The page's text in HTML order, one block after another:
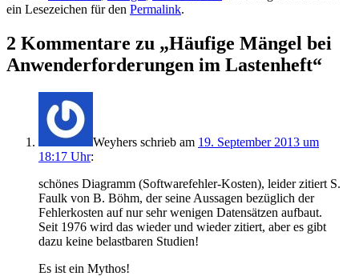
ein Lesezeichen für den Permalink.
2 Kommentare zu „Häufige Mängel bei
Anwenderforderungen im Lastenheft“
Weyhers schrieb am 19. September 2013 um
18:17 Uhr:
schönes Diagramm (Softwarefehler-Kosten), leider zitiert S.
Faulk von B. Böhm, der seine Aussagen bezüglich der
Fehlerkosten auf nur sehr wenigen Datensätzen aufbaut.
Seit 1976 wird das wieder und wieder zitiert, aber es gibt
dazu keine belastbaren Studien!
Es ist ein Mythos!